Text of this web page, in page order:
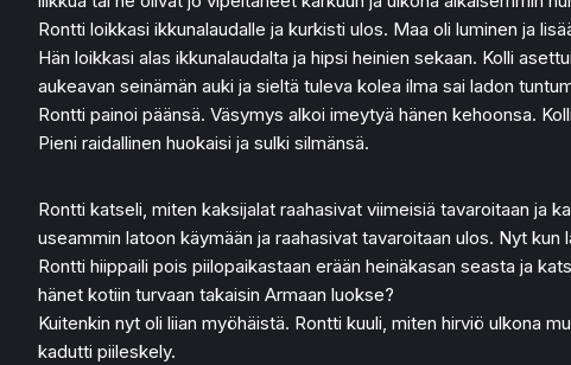
Rontti loikkasi ikkunalaudalle ja kurkisti ulos. Maa oli luminen ja
Hän loikkasi alas ikkunalaudalta ja hipsi heinien sekaan. Kolli
aukeavan seinämän auki ja sieltä tuleva kolea ilma sai ladon
Rontti painoi päänsä. Väsymys alkoi imeytyä hänen kehoonsa.
Pieni raidallinen huokaisi ja sulki silmänsä.
Rontti katseli, miten kaksijalat raahasivat viimeisiä tavaroitaan ja
useammin latoon käymään ja raahasivat tavaroitaan ulos. Nyt
Rontti hiippaili pois piilopaikastaan erään heinäkasan seasta ja
hänet kotiin turvaan takaisin Armaan luokse?
Kuitenkin nyt oli liian myöhäistä. Rontti kuuli, miten hirviö ulkona
kadutti piileskely.